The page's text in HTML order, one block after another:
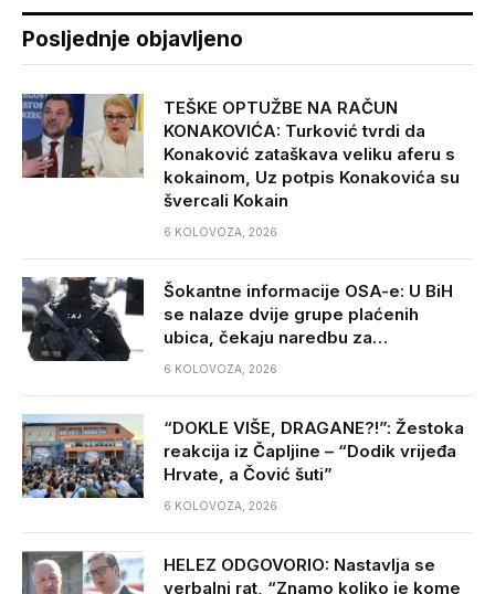
Posljednje objavljeno
TEŠKE OPTUŽBE NA RAČUN
KONAKOVIĆA: Turković tvrdi da
Konaković zataškava veliku aferu s
kokainom, Uz potpis Konakovića su
švercali Kokain
6 KOLOVOZA, 2026
Šokantne informacije OSA-e: U BiH
se nalaze dvije grupe plaćenih
ubica, čekaju naredbu za…
6 KOLOVOZA, 2026
“DOKLE VIŠE, DRAGANE?!”: Žestoka
reakcija iz Čapljine – “Dodik vrijeđa
Hrvate, a Čović šuti”
6 KOLOVOZA, 2026
HELEZ ODGOVORIO: Nastavlja se
verbalni rat, “Znamo koliko je kome